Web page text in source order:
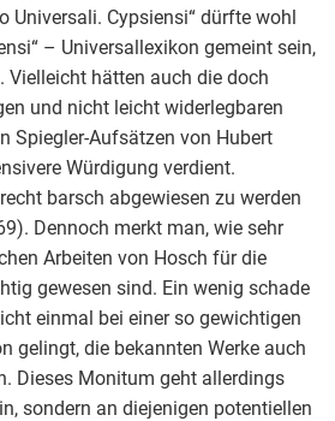
Universali. Cypsiensi“ dürfte wohl
– Universallexikon gemeint sein,
Vielleicht hätten auch die doch
und nicht leicht widerlegbaren
Spiegler-Aufsätzen von Hubert
Würdigung verdient.
barsch abgewiesen zu werden
Dennoch merkt man, wie sehr
Arbeiten von Hosch für die
gewesen sind. Ein wenig schade
einmal bei einer so gewichtigen
gelingt, die bekannten Werke auch
Dieses Monitum geht allerdings
sondern an diejenigen potentiellen